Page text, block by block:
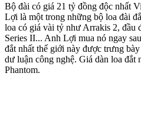
Bộ đài có giá 21 tỷ đồng độc nhất
Lợi là một trong những bộ loa đài
loa có giá vài tỷ như Arrakis 2, đầu
Series II... Anh Lợi mua nó ngay
đắt nhất thế giới này được trưng
dư luận công nghệ. Giá dàn loa đắt
Phantom.